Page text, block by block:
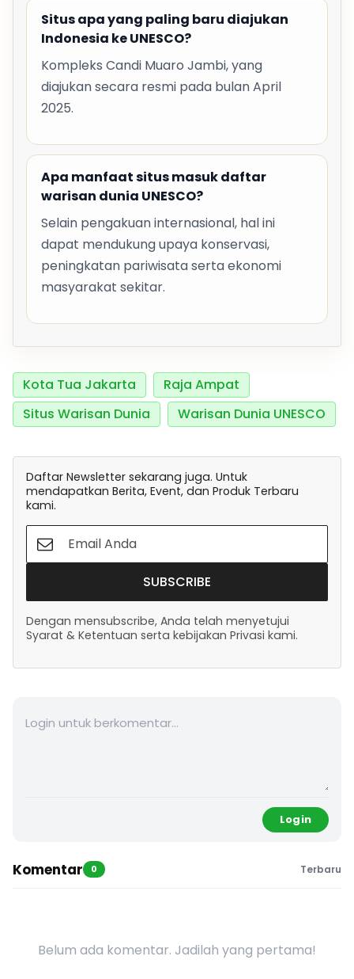
Situs apa yang paling baru diajukan
Indonesia ke UNESCO?
Kompleks Candi Muaro Jambi, yang
diajukan secara resmi pada bulan April
2025.
Apa manfaat situs masuk daftar
warisan dunia UNESCO?
Selain pengakuan internasional, hal ini
dapat mendukung upaya konservasi,
peningkatan pariwisata serta ekonomi
masyarakat sekitar.
Kota Tua Jakarta
Raja Ampat
Situs Warisan Dunia
Warisan Dunia UNESCO
Daftar Newsletter sekarang juga. Untuk
mendapatkan Berita, Event, dan Produk Terbaru
kami.
SUBSCRIBE
Dengan mensubscribe, Anda telah menyetujui
Syarat & Ketentuan serta kebijakan Privasi kami.
Login
Komentar 0 Terbaru
Belum ada komentar. Jadilah yang pertama!